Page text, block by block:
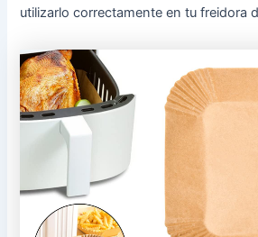
utilizarlo correctamente en tu freidora